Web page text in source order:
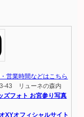
営業時間などはこちら
43 リューネの森内
ズフォト お宮参り写真
XYオフィシャルサイト